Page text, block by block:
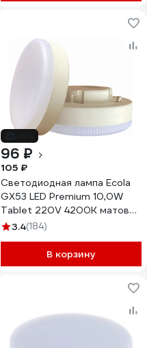
96 ₽
105 ₽
Светодиодная лампа Ecola
GX53 LED Premium 10,0W
Tablet 220V 4200K матовая
27x75 T5UV10ELC
3.4(184)
В корзину